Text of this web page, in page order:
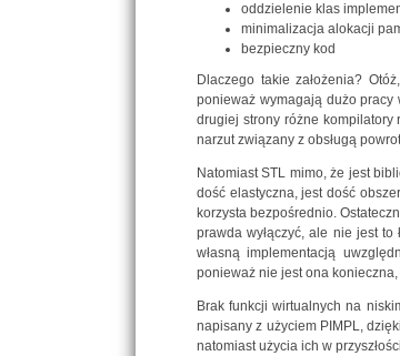
oddzielenie klas
minimalizacja alokacji
bezpieczny kod
Dlaczego takie założenia?
ponieważ wymagają dużo pracy
drugiej strony różne kompilatory
narzut związany z obsługą
Natomiast STL mimo, że jest
dość elastyczna, jest dość
korzysta bezpośrednio.
prawda wyłączyć, ale nie jest
własną implementacją
ponieważ nie jest ona
Brak funkcji wirtualnych na
napisany z użyciem PIMPL,
natomiast użycia ich w